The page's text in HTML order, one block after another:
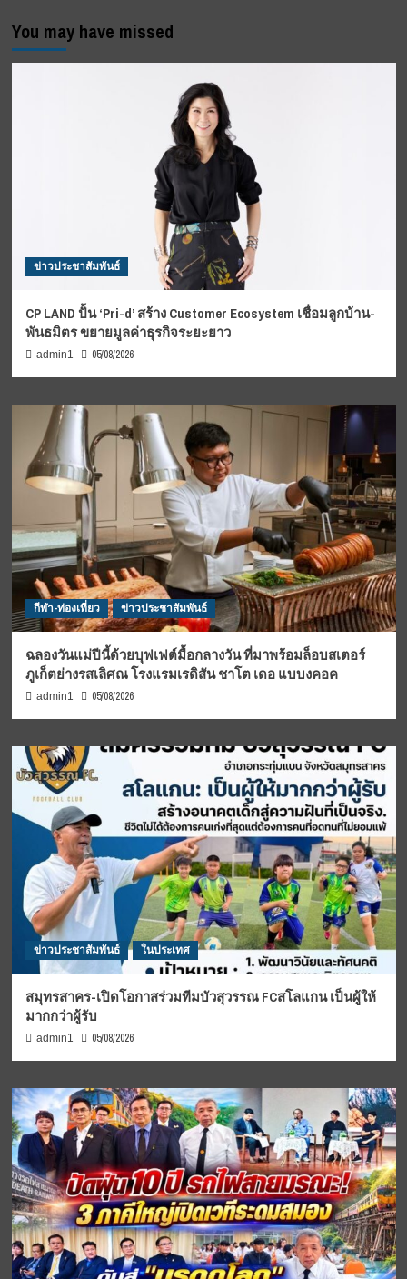
กฐิน
You may have missed
ข่าวประชาสัมพันธ์
CP LAND ปั้น ‘Pri-d’ สร้าง Customer Ecosystem เชื่อมลูกบ้าน-
พันธมิตร ขยายมูลค่าธุรกิจระยะยาว
admin1 05/08/2026
กีฬา-ท่องเที่ยว ข่าวประชาสัมพันธ์
ฉลองวันแม่ปีนี้ด้วยบุฟเฟต์มื้อกลางวัน ที่มาพร้อมล็อบสเตอร์
ภูเก็ตย่างรสเลิศณ โรงแรมเรดิสัน ชาโต เดอ แบบงคอค
admin1 05/08/2026
ข่าวประชาสัมพันธ์ ในประเทศ
สมุทรสาคร-เปิดโอกาสร่วมทีมบัวสุวรรณ FCสโลแกน เป็นผู้ให้
มากกว่าผู้รับ
admin1 05/08/2026